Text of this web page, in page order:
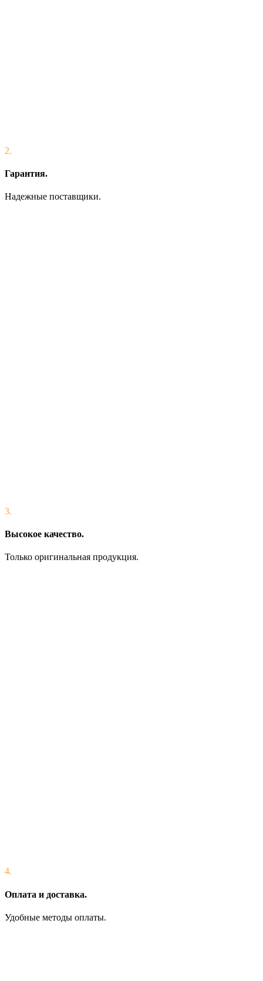
2.
Гарантия.
Надежные поставщики.
3.
Высокое качество.
Только оригинальная продукция.
4.
Оплата и доставка.
Удобные методы оплаты.